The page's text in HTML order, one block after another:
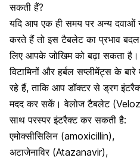
सकती हैं?
यदि आप एक ही समय पर अन्य दवाओं
करते हैं तो इस टैबलेट का प्रभाव
लिए आपके जोखिम को बढ़ा सकता
विटामिनों और हर्बल सप्लीमेंट्स के
रहे हैं, ताकि आप डॉक्टर से ड्रग
मदद कर सकें। वेलोज टैबलेट
साथ परस्पर इंटरैक्ट कर सकती है:
एमोक्सीसिलिन (amoxicillin),
अटाजेनाविर (Atazanavir),